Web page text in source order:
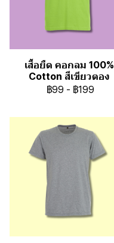
เสื้อยืด คอกลม 100%
Cotton สีเขียวตอง
฿99 - ฿199